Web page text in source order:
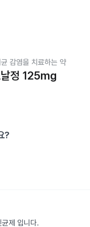
감염을 치료하는 약
정 125mg
?
제 입니다.